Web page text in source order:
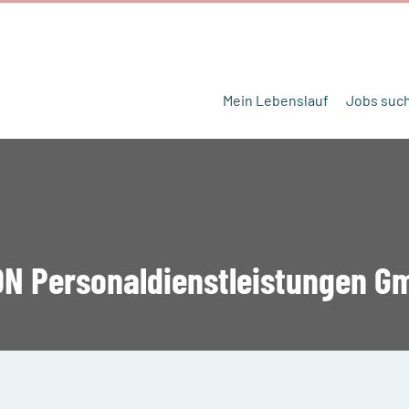
Mein Lebenslauf Jobs
Personaldienstleistungen